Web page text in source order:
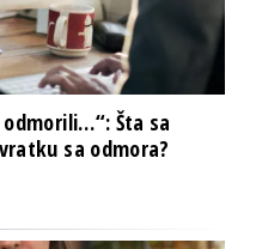
Šta sa
sa odmora?